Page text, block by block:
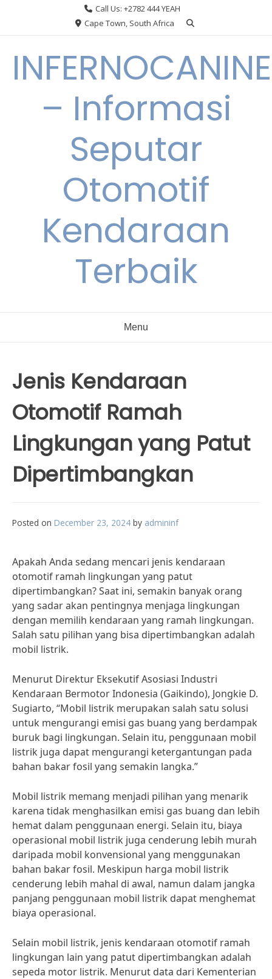
Call Us: +2782 444 YEAH
Cape Town, South Africa
INFERNOCANINE
– Informasi
Seputar
Otomotif
Kendaraan
Terbaik
Menu
Jenis Kendaraan
Otomotif Ramah
Lingkungan yang Patut
Dipertimbangkan
Posted on December 23, 2024 by admininf
Apakah Anda sedang mencari jenis kendaraan
otomotif ramah lingkungan yang patut
dipertimbangkan? Saat ini, semakin banyak orang
yang sadar akan pentingnya menjaga lingkungan
dengan memilih kendaraan yang ramah lingkungan.
Salah satu pilihan yang bisa dipertimbangkan adalah
mobil listrik.
Menurut Direktur Eksekutif Asosiasi Industri
Kendaraan Bermotor Indonesia (Gaikindo), Jongkie D.
Sugiarto, “Mobil listrik merupakan salah satu solusi
untuk mengurangi emisi gas buang yang berdampak
buruk bagi lingkungan. Selain itu, penggunaan mobil
listrik juga dapat mengurangi ketergantungan pada
bahan bakar fosil yang semakin langka.”
Mobil listrik memang menjadi pilihan yang menarik
karena tidak menghasilkan emisi gas buang dan lebih
hemat dalam penggunaan energi. Selain itu, biaya
operasional mobil listrik juga cenderung lebih murah
daripada mobil konvensional yang menggunakan
bahan bakar fosil. Meskipun harga mobil listrik
cenderung lebih mahal di awal, namun dalam jangka
panjang penggunaan mobil listrik dapat menghemat
biaya operasional.
Selain mobil listrik, jenis kendaraan otomotif ramah
lingkungan lain yang patut dipertimbangkan adalah
sepeda motor listrik. Menurut data dari Kementerian